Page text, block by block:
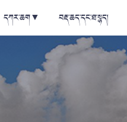
དཀར་ཆག▼ བརྡ་ཆད་དང་ཐ་སྙད།